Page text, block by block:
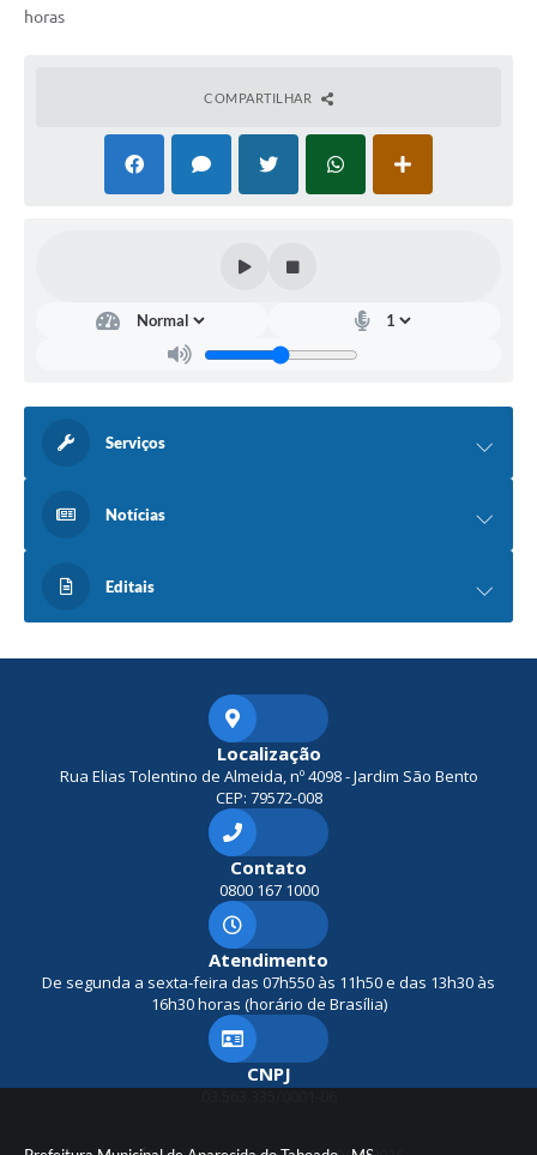
horas
COMPARTILHAR
Serviços
Notícias
Editais
Localização
Rua Elias Tolentino de Almeida, nº 4098 - Jardim São Bento
CEP: 79572-008
Contato
0800 167 1000
Atendimento
De segunda a sexta-feira das 07h550 às 11h50 e das 13h30 às
16h30 horas (horário de Brasília)
CNPJ